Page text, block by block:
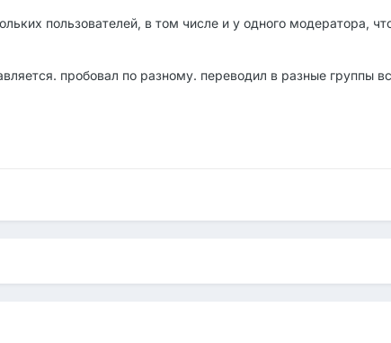
пользователей, в том числе и у одного модератора,
пробовал по разному. переводил в разные группы